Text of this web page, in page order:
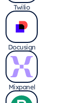
Twilio
Docusign
Mixpanel